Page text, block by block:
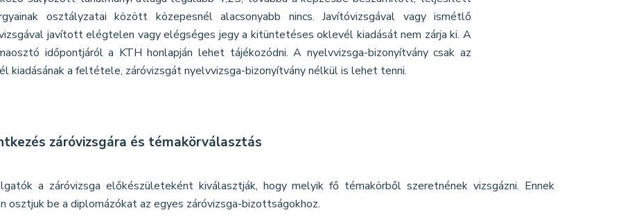
osztályzatai között közepesnél alacsonyabb nincs. Javítóvizsgával vagy ismétlő
javított elégtelen vagy elégséges jegy a kitüntetéses oklevél kiadását nem zárja ki. A
időpontjáról a KTH honlapján lehet tájékozódni. A nyelvvizsga-bizonyítvány csak az
kiadásának a feltétele, záróvizsgát nyelvvizsga-bizonyítvány nélkül is lehet tenni.
záróvizsgára és témakörválasztás
a záróvizsga előkészületeként kiválasztják, hogy melyik fő témakörből szeretnének vizsgázni. Ennek
osztjuk be a diplomázókat az egyes záróvizsga-bizottságokhoz.